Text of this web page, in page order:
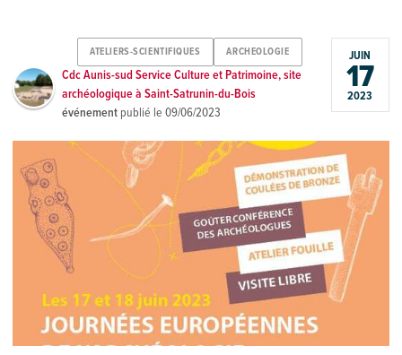
ATELIERS-SCIENTIFIQUES ARCHEOLOGIE
Cdc Aunis-sud Service Culture et Patrimoine, site
archéologique à Saint-Satrunin-du-Bois
événement publié le09/06/2023
JUIN
17
2023